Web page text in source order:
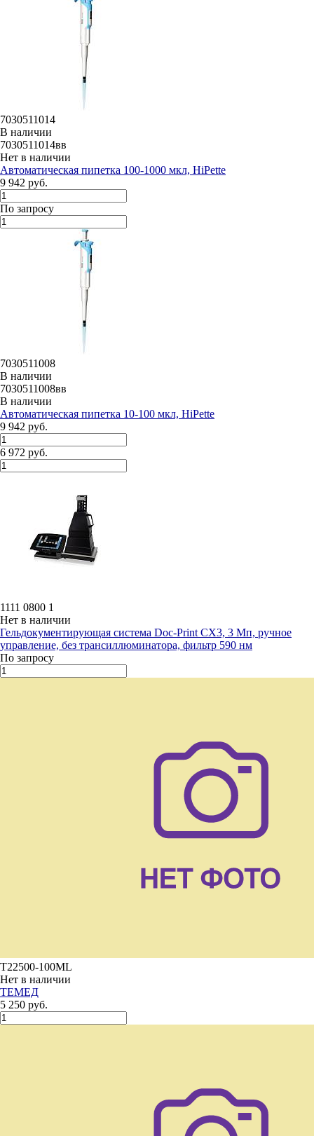
7030511014
В наличии
7030511014вв
Нет в наличии
Автоматическая пипетка 100-1000 мкл, HiPette
9 942 руб.
По запросу
7030511008
В наличии
7030511008вв
В наличии
Автоматическая пипетка 10-100 мкл, HiPette
9 942 руб.
6 972 руб.
1111 0800 1
Нет в наличии
Гельдокументирующая система Doc-Print CX3, 3 Мп, ручное
управление, без трансиллюминатора, фильтр 590 нм
По запросу
T22500-100ML
Нет в наличии
ТЕМЕД
5 250 руб.